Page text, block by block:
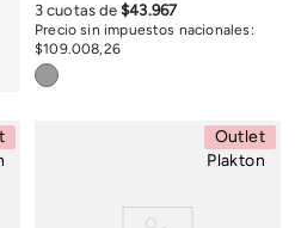
Precio sin impuestos nacionales:
$109.008,26
3 cuotas de$43.967
Outlet
Plakton